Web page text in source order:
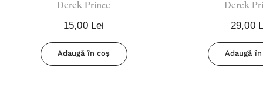
Derek Prince
Derek Prince
15,00 Lei
Adaugă în coș
Dumnezeu -
Derek
29,00
Adaugă